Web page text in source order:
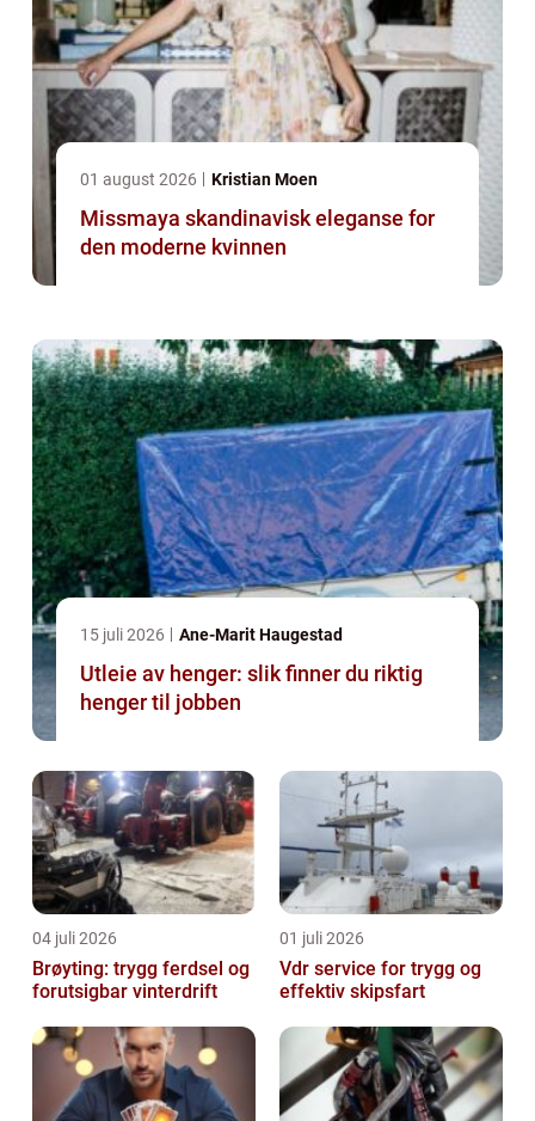
01 august 2026 Kristian Moen
Missmaya skandinavisk eleganse for
den moderne kvinnen
15 juli 2026 Ane-Marit Haugestad
Utleie av henger: slik finner du riktig
henger til jobben
04 juli 2026
Brøyting: trygg ferdsel og
forutsigbar vinterdrift
01 juli 2026
Vdr service for trygg og
effektiv skipsfart